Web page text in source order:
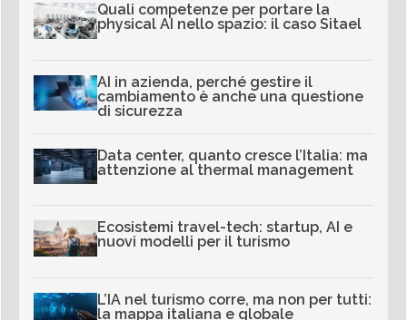
Quali competenze per portare la
physical AI nello spazio: il caso Sitael
AI in azienda, perché gestire il
cambiamento è anche una questione
di sicurezza
Data center, quanto cresce l’Italia: ma
attenzione al thermal management
Ecosistemi travel-tech: startup, AI e
nuovi modelli per il turismo
L’IA nel turismo corre, ma non per tutti:
la mappa italiana e globale